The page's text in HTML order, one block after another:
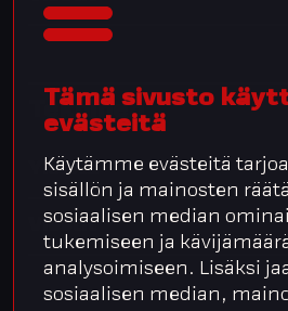
Tämä sivusto
evästeitä
Käytämme evästeitä
sisällön ja mainosten
sosiaalisen median
tukemiseen ja
analysoimiseen. Lisäksi
sosiaalisen median,
Tekninen
Yleistä
Viestit